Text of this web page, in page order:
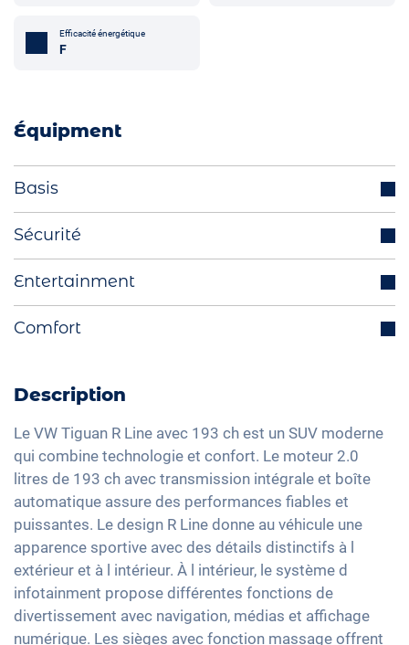
Efficacité énergétique
F
Équipment
Basis
Fonction Start-Stop
Rétroviseurs extérieurs escamotables
électriquement
Sélection du mode de conduite
Détecteur de luminosité et de pluie
Rétroviseurs extérieurs à réglage électrique
Rétroviseur intérieur jour/nuit automatique
20" jantes en aluminium
Phares à LED Matrix
Sécurité
Assistant anti franchissement de ligne
Feux directionnels
Head-Up display
Assistant feux de route
Détection de fatigue
Système d'alarme
Contrôle de pression des pneus
Assistant de freinage d'urgence
Détection des piétons
Entertainment
Dispositif mains-libres
Commande vocale
Apple Car Play
Android Auto
Ecran tactile
Recharge téléphone sans fil
Full Digital Cockpit
Interface USB-C
Comfort
Aide active au stationnement
Climatisation 3 zones
Keyless Entry & Go
Sièges chauffants avant
Sièges en tissu
Sièges sport
Vitres surteintées
Lumière d'ambiance
Description
Le VW Tiguan R Line avec 193 ch est un SUV moderne
qui combine technologie et confort. Le moteur 2.0
litres de 193 ch avec transmission intégrale et boîte
automatique assure des performances fiables et
puissantes. Le design R Line donne au véhicule une
apparence sportive avec des détails distinctifs à l
extérieur et à l intérieur. À l intérieur, le système d
infotainment propose différentes fonctions de
divertissement avec navigation, médias et affichage
numérique. Les sièges avec fonction massage offrent